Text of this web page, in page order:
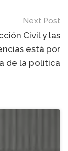
Next Post
Civil y las
está por
de la política